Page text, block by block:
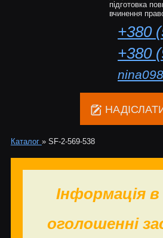
підготовка
вчинення
+380
+380
Каталог » SF-2-569-538
Інформація
оголошенні